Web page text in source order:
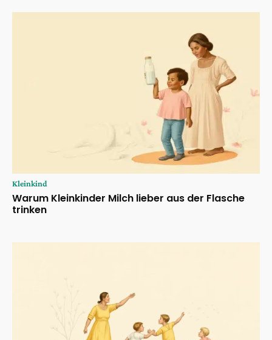
Kleinkind
Warum Kleinkinder Milch lieber aus der Flasche
trinken